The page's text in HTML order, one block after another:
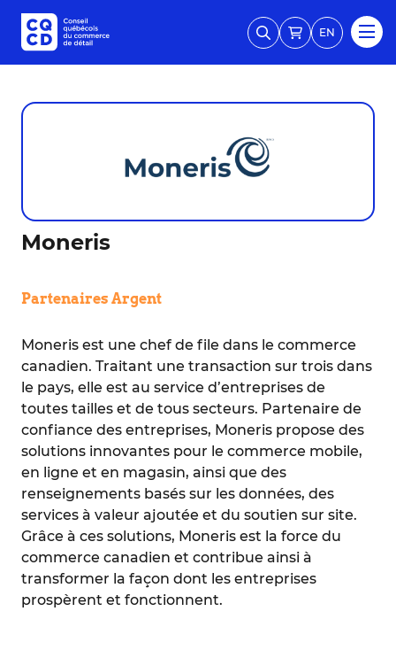
EN
Moneris
Partenaires Argent
Moneris est une chef de file dans le commerce
canadien. Traitant une transaction sur trois dans
le pays, elle est au service d’entreprises de
toutes tailles et de tous secteurs. Partenaire de
confiance des entreprises, Moneris propose des
solutions innovantes pour le commerce mobile,
en ligne et en magasin, ainsi que des
renseignements basés sur les données, des
services à valeur ajoutée et du soutien sur site.
Grâce à ces solutions, Moneris est la force du
commerce canadien et contribue ainsi à
transformer la façon dont les entreprises
prospèrent et fonctionnent.